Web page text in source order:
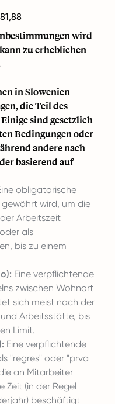
wird
zu erheblichen
in Slowenien
die Teil des
sind gesetzlich
Bedingungen oder
andere nach
basierend auf
obligatorische
wird, um die
Arbeitszeit
als
bis zu einem
Eine verpflichtende
zwischen Wohnort
sich meist nach der
Arbeitsstätte, bis
Limit.
Eine verpflichtende
"regres" oder "prva
an Mitarbeiter
Zeit (in der Regel
beschäftigt